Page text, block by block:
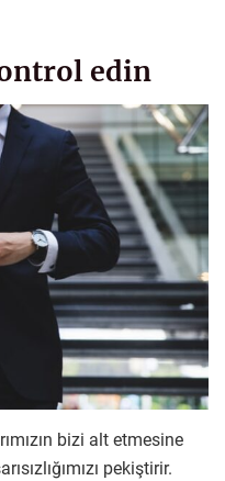
edin
bizi alt etmesine
pekiştirir.